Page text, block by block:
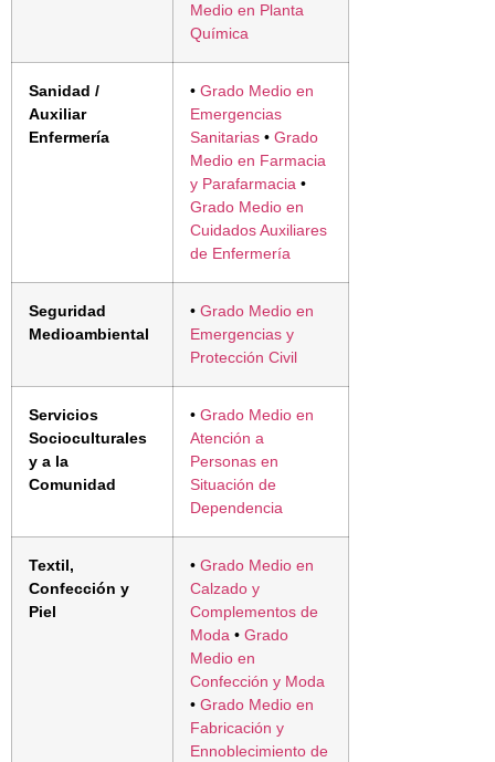
Medio en Planta
Química
Sanidad /
Auxiliar
Enfermería
• Grado Medio en
Emergencias
Sanitarias • Grado
Medio en Farmacia
y Parafarmacia •
Grado Medio en
Cuidados Auxiliares
de Enfermería
Seguridad
Medioambiental
• Grado Medio en
Emergencias y
Protección Civil
Servicios
Socioculturales
y a la
Comunidad
• Grado Medio en
Atención a
Personas en
Situación de
Dependencia
Textil,
Confección y
Piel
• Grado Medio en
Calzado y
Complementos de
Moda • Grado
Medio en
Confección y Moda
• Grado Medio en
Fabricación y
Ennoblecimiento de